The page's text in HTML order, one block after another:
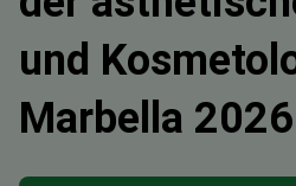
und
Marbella 2026